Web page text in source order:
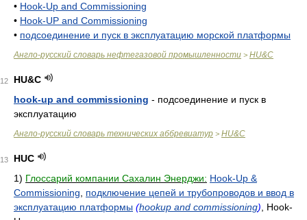
• Hook-Up and Commissioning
• Hook-UP and Commissioning
• подсоединение и пуск в эксплуатацию морской платформы
Англо-русский словарь нефтегазовой промышленности > HU&C
12
HU&C
hook-up and commissioning - подсоединение и пуск в
эксплуатацию
Англо-русский словарь технических аббревиатур > HU&C
13
HUC
1) Глоссарий компании Сахалин Энерджи: Hook-Up &
Commissioning
подключение цепей и трубопроводов и ввод в
эксплуатацию платформы (hookup and commissioning) , Hook-